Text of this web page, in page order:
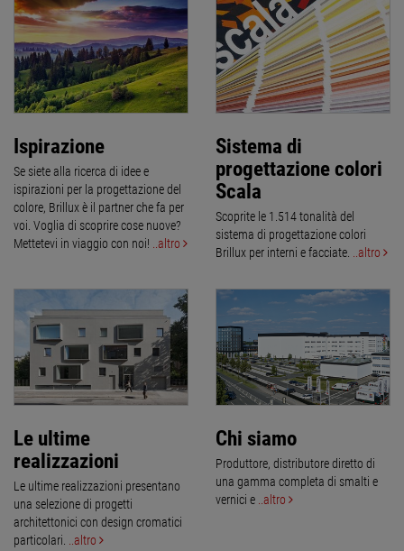
Ispirazione
Se siete alla ricerca di idee e
ispirazioni per la progettazione del
colore, Brillux è il partner che fa per
voi. Voglia di scoprire cose nuove?
Mettetevi in viaggio con noi!
..altro
Sistema di
progettazione colori
Scala
Scoprite le 1.514 tonalità del
sistema di progettazione colori
Brillux per interni e facciate.
..altro
Le ultime
realizzazioni
Le ultime realizzazioni presentano
una selezione di progetti
architettonici con design cromatici
particolari.
..altro
Chi siamo
Produttore, distributore diretto di
una gamma completa di smalti e
vernici e ..altro